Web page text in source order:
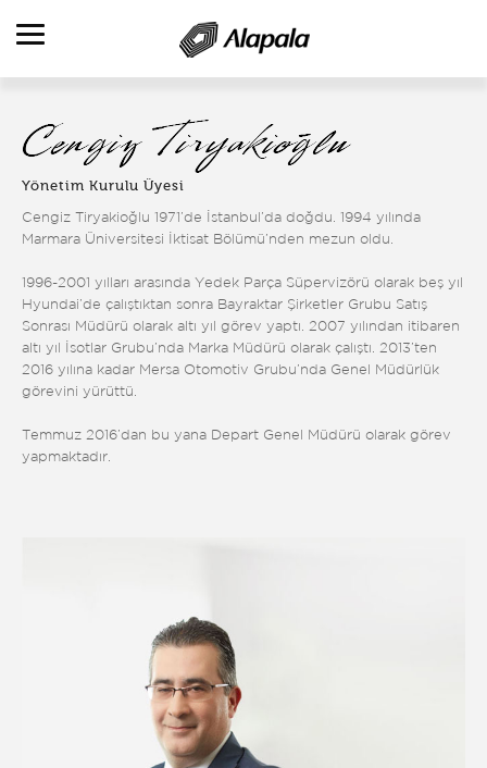
ALAPALA'YA BAKIŞ
FAALİYET ALANLARI
ÜRÜNLER
KATALOGLAR
KARİYER
Yönetim Kurulu Üyesi
Cengiz Tiryakioğlu 1971’de İstanbul’da doğdu. 1994 yılında
Marmara Üniversitesi İktisat Bölümü’nden mezun oldu.
1996-2001 yılları arasında Yedek Parça Süpervizörü olarak beş yıl
Hyundai’de çalıştıktan sonra Bayraktar Şirketler Grubu Satış
Sonrası Müdürü olarak altı yıl görev yaptı. 2007 yılından itibaren
altı yıl İsotlar Grubu’nda Marka Müdürü olarak çalıştı. 2013’ten
2016 yılına kadar Mersa Otomotiv Grubu’nda Genel Müdürlük
görevini yürüttü.
Temmuz 2016’dan bu yana Depart Genel Müdürü olarak görev
yapmaktadır.